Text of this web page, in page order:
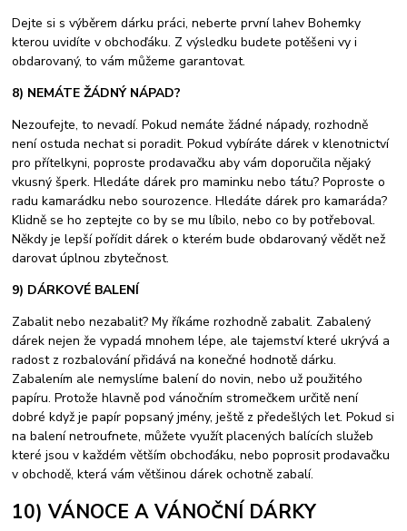
Dejte si s výběrem dárku práci, neberte první lahev Bohemky
kterou uvidíte v obchoďáku. Z výsledku budete potěšeni vy i
obdarovaný, to vám můžeme garantovat.
8) NEMÁTE ŽÁDNÝ NÁPAD?
Nezoufejte, to nevadí. Pokud nemáte žádné nápady, rozhodně
není ostuda nechat si poradit. Pokud vybíráte dárek v klenotnictví
pro přítelkyni, poproste prodavačku aby vám doporučila nějaký
vkusný šperk. Hledáte dárek pro maminku nebo tátu? Poproste o
radu kamarádku nebo sourozence. Hledáte dárek pro kamaráda?
Klidně se ho zeptejte co by se mu líbilo, nebo co by potřeboval.
Někdy je lepší pořídit dárek o kterém bude obdarovaný vědět než
darovat úplnou zbytečnost.
9) DÁRKOVÉ BALENÍ
Zabalit nebo nezabalit? My říkáme rozhodně zabalit. Zabalený
dárek nejen že vypadá mnohem lépe, ale tajemství které ukrývá a
radost z rozbalování přidává na konečné hodnotě dárku.
Zabalením ale nemyslíme balení do novin, nebo už použitého
papíru. Protože hlavně pod vánočním stromečkem určitě není
dobré když je papír popsaný jmény, ještě z předešlých let. Pokud si
na balení netroufnete, můžete využít placených balících služeb
které jsou v každém větším obchoďáku, nebo poprosit prodavačku
v obchodě, která vám většinou dárek ochotně zabalí.
10) VÁNOCE A VÁNOČNÍ DÁRKY